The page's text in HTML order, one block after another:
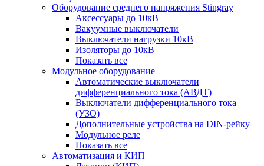
Оборудование среднего напряжения Stingray
Аксессуары до 10кВ
Вакуумные выключатели
Выключатели нагрузки 10кВ
Изоляторы до 10кВ
Показать все
Модульное оборудование
Автоматические выключатели
дифференциального тока (АВДТ)
Выключатели дифференциального тока
(УЗО)
Дополнительные устройства на DIN-рейку
Модульное реле
Показать все
Автоматизация и КИП